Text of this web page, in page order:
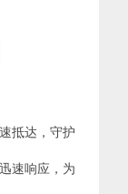
抵达，守护
速响应，为